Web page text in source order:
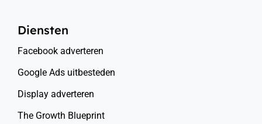
Diensten
Facebook adverteren
Google Ads uitbesteden
Display adverteren
The Growth Blueprint